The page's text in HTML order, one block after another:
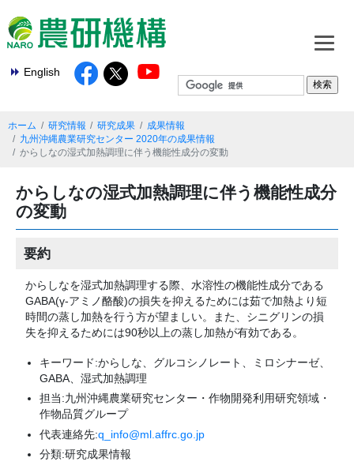
English
ホーム 研究情報 研究成果
成果情報
九州沖縄農業研究センター 2020年の成果情報
からしなの湿式加熱調理に伴う機能性成分の変動
からしなの湿式加熱調理に伴う機能性成分
の変動
要約
からしなを湿式加熱調理する際、水溶性の機能性成分である
GABA(γ-アミノ酪酸)の損失を抑えるためには茹で加熱より短
時間の蒸し加熱を行う方が望ましい。また、シニグリンの損
失を抑えるためには90秒以上の蒸し加熱が有効である。
キーワード:からしな、グルコシノレート、ミロシナーゼ、
GABA、湿式加熱調理
担当:九州沖縄農業研究センター・作物開発利用研究領域・
作物品質グループ
代表連絡先:q_info@ml.affrc.go.jp
分類:研究成果情報